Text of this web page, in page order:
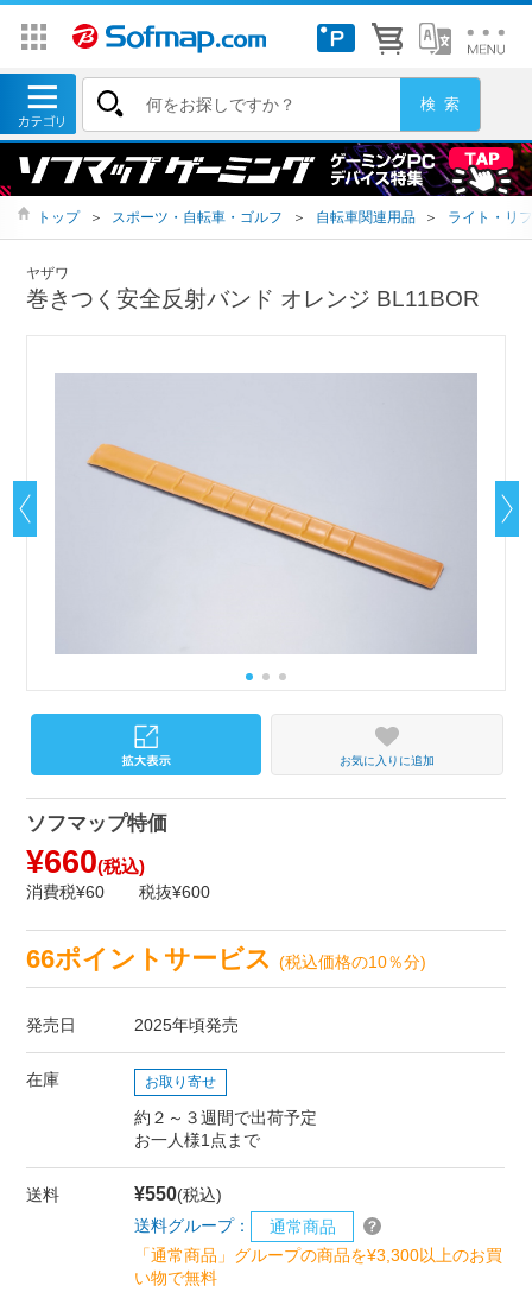
トップ ＞ スポーツ・自転車・ゴルフ ＞ 自転車関連用品 ＞ ライト・リ
ヤザワ
巻きつく安全反射バンド オレンジ BL11BOR
お気に入りに追加
ソフマップ特価
¥660(税込)
消費税¥60 税抜¥600
66ポイントサービス(税込価格の10％分)
発売日 2025年頃発売
在庫 お取り寄せ
約２～３週間で出荷予定
お一人様1点まで
送料 ¥550(税込)
送料グループ：
通常商品
「通常商品」グループの商品を¥3,300以上のお買
い物で無料